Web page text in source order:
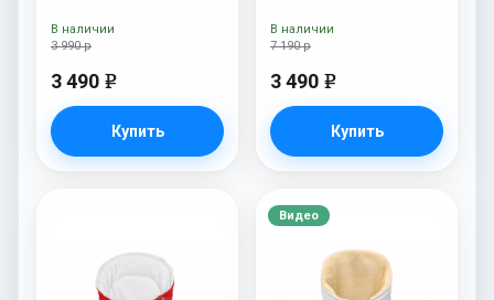
100% шерсть) Red
3 990 р
3 490 e
Купить
В наличии
мех) Red
7 190 р
3 490 e
Купить
В наличии
Видео